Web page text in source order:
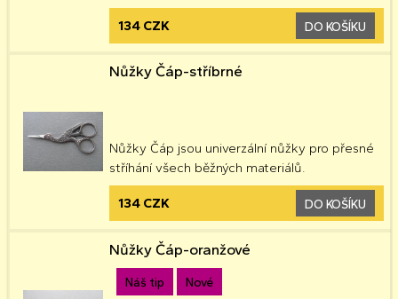
134 CZK DO KOŠÍKU
Nůžky Čáp-stříbrné
Nůžky Čáp jsou univerzální nůžky pro přesné
stříhání všech běžných materiálů.
134 CZK DO KOŠÍKU
Náš tip Nové
Nůžky Čáp-oranžové